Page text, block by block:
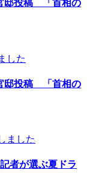
邸投稿 「首相の
した
邸投稿 「首相の
ました
者が選ぶ夏ドラ